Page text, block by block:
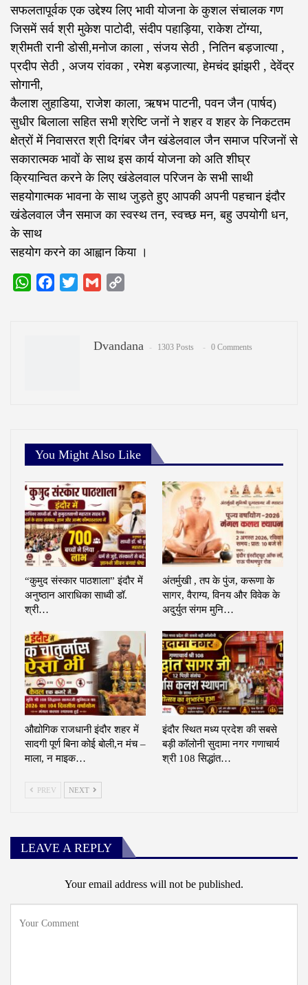
सफलतापूर्वक एक उद्देश्य लिए भावी योजना के कुशल संचालक गण
जिसमें सर्व श्री मुकेश पाटोदी, संदीप पहाड़िया, राकेश टोंग्या,
श्रीमती रानी डोसी,मनोज काला , संजय सेठी , नितिन बड़जात्या ,
प्रदीप सेठी , अजय रांवका , रमेश बड़जात्या, हेमचंद झांझरी , देवेंद्र
सोगानी,
कैलाश लुहाडिया, राजेश काला, ऋषभ पाटनी, पवन जैन (पार्षद)
सुधीर बिलाला सहित सभी श्रेष्टि जनों ने शहर व शहर के निकटतम
क्षेत्रों में निवासरत श्री दिगंबर जैन खंडेलवाल जैन समाज परिजनों से
सकारात्मक भावों के साथ इस कार्य योजना को अति शीघ्र
क्रियान्वित करने के लिए खंडेलवाल परिजन के सभी साथी
सहयोगात्मक भावना के साथ जुड़ते हुए आपकी अपनी पहचान इंदौर
खंडेलवाल जैन समाज का स्वस्थ तन, स्वच्छ मन, बहु उपयोगी धन,
के साथ
सहयोग करने का आह्वान किया ।
WhatsAppFacebook
Twitter Gmail
Dvandana 1303 Posts 0 Comments
You Might Also Like
“कुमुद संस्कार पाठशाला” इंदौर में
अनुष्ठान आराधिका साध्वी डॉ.
श्री…
अंतर्मुखी , तप के पुंज, करूणा के
सागर, वैराग्य, विनय और विवेक के
अदुर्युत संगम मुनि…
औद्योगिक राजधानी इंदौर शहर में
सादगी पूर्ण बिना कोई बोली,न मंच –
माला, न माइक…
इंदौर स्थित मध्य प्रदेश की सबसे
बड़ी कॉलोनी सुदामा नगर गणाचार्य
श्री 108 सिद्धांत…
PREV NEXT
LEAVE A REPLY
Your email address will not be published.